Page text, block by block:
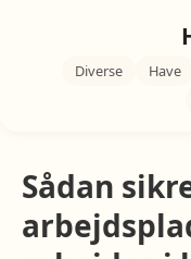
Diverse Have
Sådan